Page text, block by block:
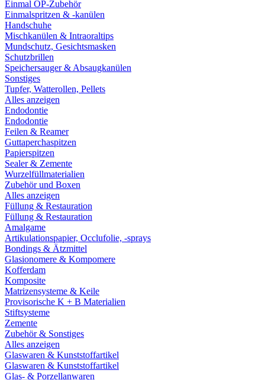
Einmal OP-Zubehör
Einmalspritzen & -kanülen
Handschuhe
Mischkanülen & Intraoraltips
Mundschutz, Gesichtsmasken
Schutzbrillen
Speichersauger & Absaugkanülen
Sonstiges
Tupfer, Watterollen, Pellets
Alles anzeigen
Endodontie
Endodontie
Feilen & Reamer
Guttaperchaspitzen
Papierspitzen
Sealer & Zemente
Wurzelfüllmaterialien
Zubehör und Boxen
Alles anzeigen
Füllung & Restauration
Füllung & Restauration
Amalgame
Artikulationspapier, Occlufolie, -sprays
Bondings & Ätzmittel
Glasionomere & Kompomere
Kofferdam
Komposite
Matrizensysteme & Keile
Provisorische K + B Materialien
Stiftsysteme
Zemente
Zubehör & Sonstiges
Alles anzeigen
Glaswaren & Kunststoffartikel
Glaswaren & Kunststoffartikel
Glas- & Porzellanwaren